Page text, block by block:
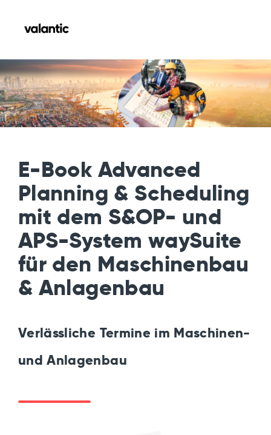
E-Book Advanced
Planning & Scheduling
mit dem S&OP- und
APS-System waySuite
für den Maschinenbau
& Anlagenbau
Verlässliche Termine im Maschinen-
und Anlagenbau